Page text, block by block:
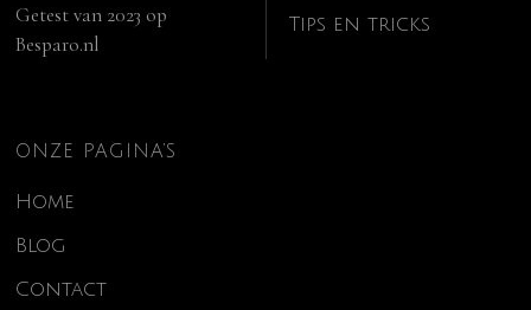
Getest van 2023 op
Besparo.nl
Tips en tricks
ONZE PAGINA’S
Home
Blog
Contact